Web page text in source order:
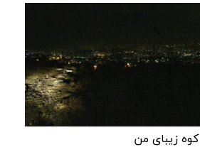
کوه زیبای من